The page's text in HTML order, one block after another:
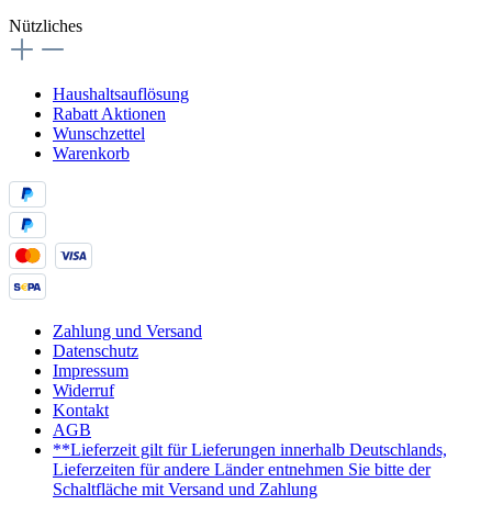
Nützliches
Haushaltsauflösung
Rabatt Aktionen
Wunschzettel
Warenkorb
Zahlung und Versand
Datenschutz
Impressum
Widerruf
Kontakt
AGB
**Lieferzeit gilt für Lieferungen innerhalb Deutschlands,
Lieferzeiten für andere Länder entnehmen Sie bitte der
Schaltfläche mit Versand und Zahlung